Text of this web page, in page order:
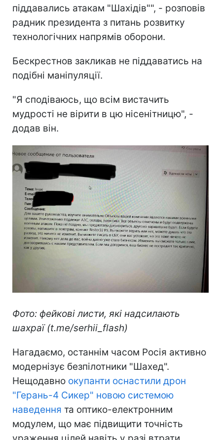
піддавались атакам "Шахідів"", - розповів
радник президента з питань розвитку
технологічних напрямів оборони.
Бескрестнов закликав не піддаватись на
подібні маніпуляції.
"Я сподіваюсь, що всім вистачить
мудрості не вірити в цю нісенітницю", -
додав він.
Фото: фейкові листи, які надсилають
шахраї (t.me/serhii_flash)
Нагадаємо, останнім часом Росія активно
модернізує безпілотники "Шахед".
Нещодавно окупанти оснастили дрон
"Герань-4 Сикер" новою системою
наведення та оптико-електронним
модулем, що має підвищити точність